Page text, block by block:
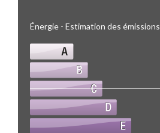
Énergie - Estimation des émissions